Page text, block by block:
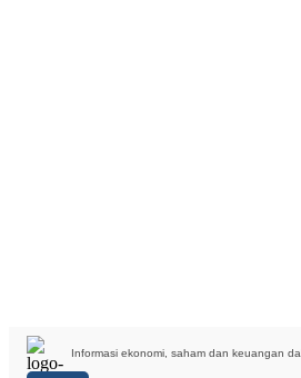
Informasi ekonomi, saham dan keuangan